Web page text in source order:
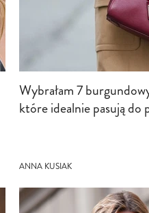
Wybrałam 7
które idealnie pasują do
ANNA KUSIAK